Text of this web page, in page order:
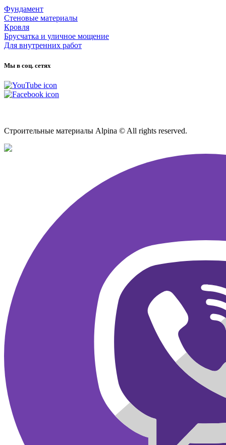
Фундамент
Стеновые материалы
Кровля
Брусчатка и уличное мощение
Для внутренних работ
Мы в соц. сетях
Строительные материалы Alpina © All rights reserved.